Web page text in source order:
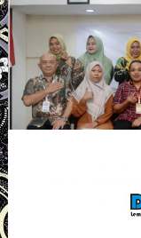
Skip
to
content